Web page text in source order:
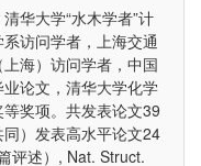
华大学“水木学者”计
访问学者，上海交通
海）访问学者，中国
论文，清华大学化学
奖项。共发表论文39
）发表高水平论文24
评述）, Nat. Struct.